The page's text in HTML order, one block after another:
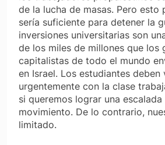
de la lucha de masas. Pero esto
sería suficiente para detener la
inversiones universitarias son
de los miles de millones que los
capitalistas de todo el mundo
en Israel. Los estudiantes deben
urgentemente con la clase
si queremos lograr una escalada
movimiento. De lo contrario,
limitado.